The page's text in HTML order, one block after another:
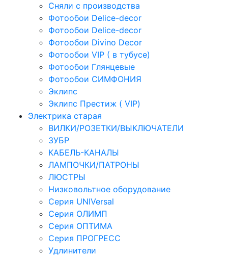
Сняли с производства
Фотообои Delice-decor
Фотообои Delice-decor
Фотообои Divino Decor
Фотообои VIP ( в тубусе)
Фотообои Глянцевые
Фотообои СИМФОНИЯ
Эклипс
Эклипс Престиж ( VIP)
Электрика старая
ВИЛКИ/РОЗЕТКИ/ВЫКЛЮЧАТЕЛИ
ЗУБР
КАБЕЛЬ-КАНАЛЫ
ЛАМПОЧКИ/ПАТРОНЫ
ЛЮСТРЫ
Низковольтное оборудование
Серия UNIVersal
Серия ОЛИМП
Серия ОПТИМА
Серия ПРОГРЕСС
Удлинители